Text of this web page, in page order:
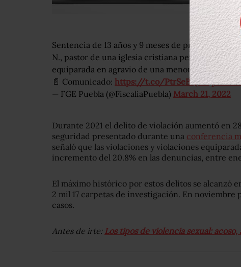
Sentencia de 13 años y 9 meses de prisión
N., pastor de una iglesia cristiana penalmente
equiparada en agravio de una menor de edad.
📄 Comunicado: https://t.co/PtrSeBQDJ1
— FGE Puebla (@FiscaliaPuebla) March 21, 2022
Durante 2021 el delito de violación aumentó en
seguridad presentado durante una conferencia
señaló que las violaciones y violaciones
incremento del 20.8% en las denuncias, entre
El máximo histórico por estos delitos se alcanzó
2 mil 17 carpetas de investigación. En noviembre
casos.
Antes de irte: Los tipos de violencia sexual: acoso,